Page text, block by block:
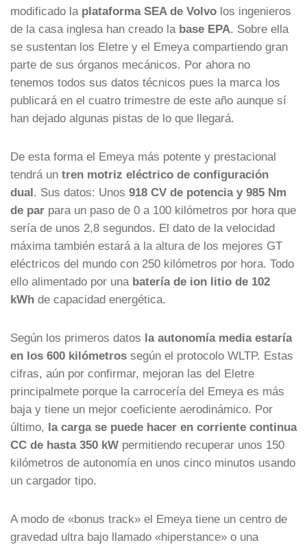
modificado la plataforma SEA de Volvo los ingenieros
de la casa inglesa han creado la base EPA. Sobre ella
se sustentan los Eletre y el Emeya compartiendo gran
parte de sus órganos mecánicos. Por ahora no
tenemos todos sus datos técnicos pues la marca los
publicará en el cuatro trimestre de este año aunque sí
han dejado algunas pistas de lo que llegará.
De esta forma el Emeya más potente y prestacional
tendrá un tren motriz eléctrico de configuración
dual. Sus datos: Unos 918 CV de potencia y 985 Nm
de par para un paso de 0 a 100 kilómetros por hora que
sería de unos 2,8 segundos. El dato de la velocidad
máxima también estará a la altura de los mejores GT
eléctricos del mundo con 250 kilómetros por hora. Todo
ello alimentado por una batería de ion litio de 102
kWh de capacidad energética.
Según los primeros datos la autonomía media estaría
en los 600 kilómetros según el protocolo WLTP. Estas
cifras, aún por confirmar, mejoran las del Eletre
principalmete porque la carrocería del Emeya es más
baja y tiene un mejor coeficiente aerodinámico. Por
último, la carga se puede hacer en corriente continua
CC de hasta 350 kW permitiendo recuperar unos 150
kilómetros de autonomía en unos cinco minutos usando
un cargador tipo.
A modo de «bonus track» el Emeya tiene un centro de
gravedad ultra bajo llamado «hiperstance» o una